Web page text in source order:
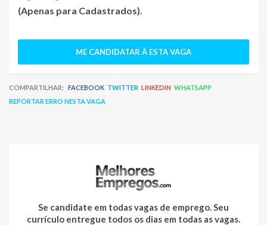
(Apenas para Cadastrados).
ME CANDIDATAR À ESTA VAGA
COMPARTILHAR: FACEBOOK TWITTER LINKEDIN WHATSAPP
REPORTAR ERRO NESTA VAGA
Se candidate em todas vagas de emprego. Seu
currículo entregue todos os dias em todas as vagas.